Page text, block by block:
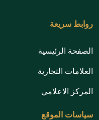
روابط سريعة
الصفحة الرئيسية
العلامات التجارية
المركز الاعلامي
سياسات الموقع